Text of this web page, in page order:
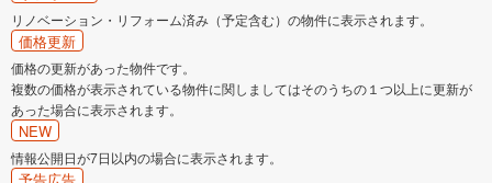
リノベーション・リフォーム済み（予定含む）の物件に表示されます。
価格更新
価格の更新があった物件です。
複数の価格が表示されている物件に関しましてはそのうちの１つ以上に更新が
あった場合に表示されます。
NEW
情報公開日が7日以内の場合に表示されます。